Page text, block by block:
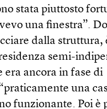
stata piuttosto
una finestra”.
dalla struttura,
semi-
era ancora in fase di
una
funzionante. Poi è